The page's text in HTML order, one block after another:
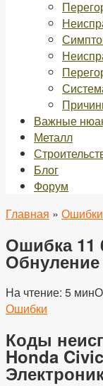
Важные
Металл
Блог
Форум
Главная » Ошибки
Ошибка 11
Обнуление
На чтение: 5 мин
Ошибки
Коды
Honda